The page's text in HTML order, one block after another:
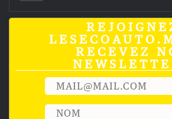
RECEVEZ